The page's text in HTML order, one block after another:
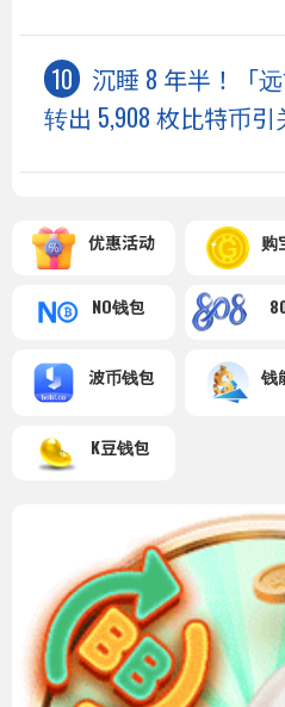
沉睡 8 年半！「
转出 5,908 枚比特币引
优惠活动 购
NO钱包
波币钱包 钱
K豆钱包